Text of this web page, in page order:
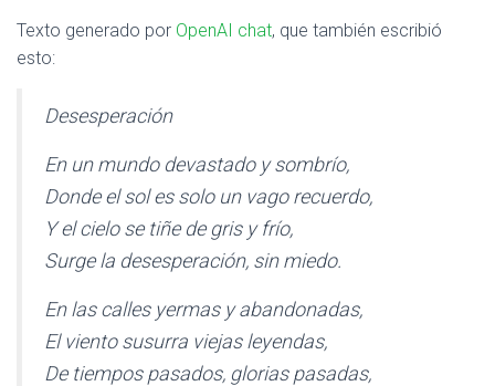
Texto generado por OpenAI chat, que también escribió
esto:
Desesperación
En un mundo devastado y sombrío,
Donde el sol es solo un vago recuerdo,
Y el cielo se tiñe de gris y frío,
Surge la desesperación, sin miedo.
En las calles yermas y abandonadas,
El viento susurra viejas leyendas,
De tiempos pasados, glorias pasadas,